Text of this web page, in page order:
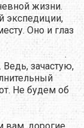
жизни.
экспедиции,
Оно и глаз
.
Ведь, зачастую,
Не будем об